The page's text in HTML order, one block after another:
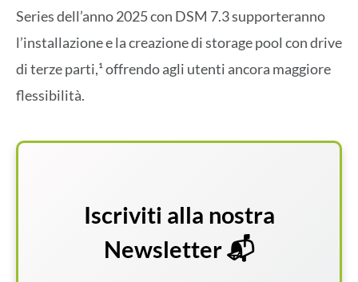
Series dell’anno 2025 con DSM 7.3 supporteranno
l’installazione e la creazione di storage pool con drive
di terze parti,¹ offrendo agli utenti ancora maggiore
flessibilità.
Iscriviti alla nostra
Newsletter 📬